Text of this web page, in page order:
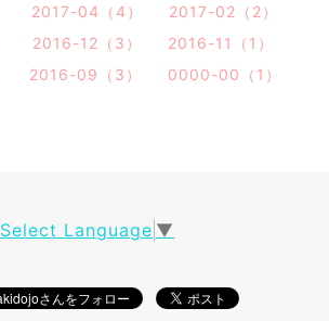
2017-04（4）
2017-02（2）
2016-12（3）
2016-11（1）
2016-09（3） 0000-00（1）
Select Language ▼